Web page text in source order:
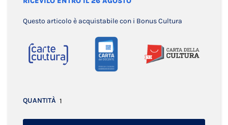
Questo articolo è acquistabile con i Bonus Cultura
QUANTITÀ